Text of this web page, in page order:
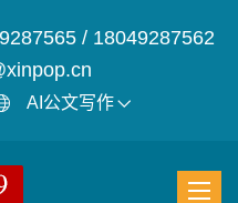
/ 18049287562
AI公文写作